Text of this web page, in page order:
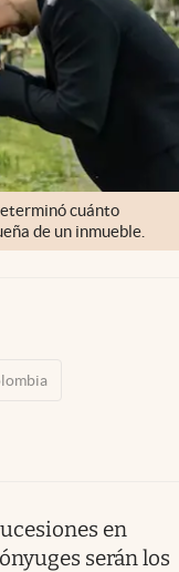
cuánto
de un inmueble.
en
serán los